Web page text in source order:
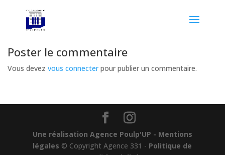
Poster le commentaire
Vous devez vous connecterpour publier un commentaire.
Une réalisation Agence Poulp'UP - Mentions
légales © Copyright Agence 331 - Politique de